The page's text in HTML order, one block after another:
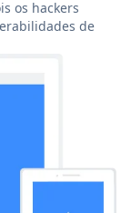
os hackers
de